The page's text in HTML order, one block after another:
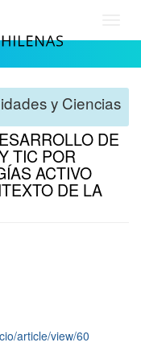
y Ciencias
DE
TIC POR
ACTIVO
DE LA
article/view/60